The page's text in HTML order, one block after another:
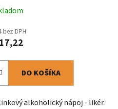
bez DPH
DO KOŠÍKA
alkoholický nápoj - likér.